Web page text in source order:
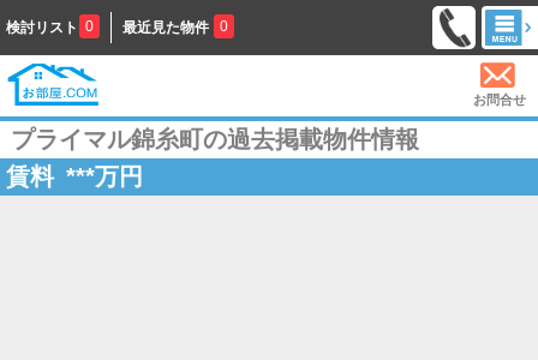
検討リスト 0 最近見た物件 0
お問合せ
プライマル錦糸町の過去掲載物件情報
賃料 ***万円